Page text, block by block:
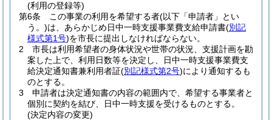
(利用の登録等)
第6条
この事業の利用を希望する者(以下「申請者」とい
う。)は、あらかじめ日中一時支援事業費支給申請書(別記
様式第1号)を市長に提出しなければならない。
2
市長は利用希望者の身体状況や世帯の状況、支援計画を勘
案した上で、利用日数等を決定し、日中一時支援事業費支
給決定通知書兼利用者証(別記様式第2号)により通知するも
のとする。
3
申請者は決定通知書の内容の範囲内で、希望する事業者と
個別に契約を結び、日中一時支援を受けるものとする。
(決定内容の変更)